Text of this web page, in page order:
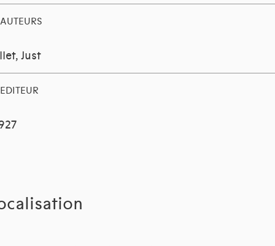
AUTEURS
Just
EDITEUR